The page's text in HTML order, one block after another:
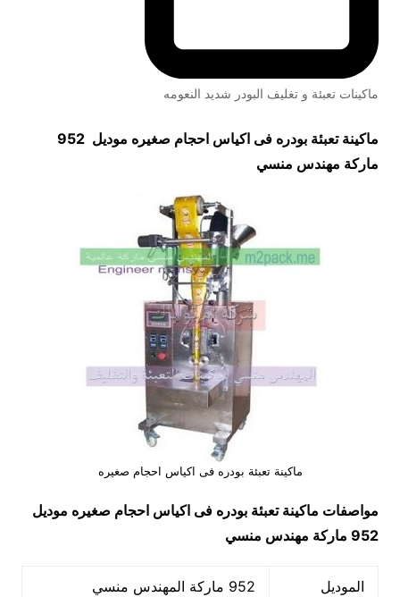
ماكينات تعبئة و تغليف البودر شديد النعومه
ماكينة تعبئة بودره فى اكياس احجام صغيره موديل 952
ماركة مهندس منسي
ماكينة تعبئة بودره فى اكياس احجام صغيره
مواصفات ماكينة تعبئة بودره فى اكياس احجام صغيره موديل
952 ماركة مهندس منسي
الموديل 952 ماركة المهندس منسي